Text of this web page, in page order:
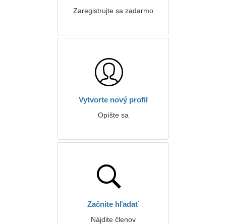
Zaregistrujte sa zadarmo
Vytvorte nový profil
Opíšte sa
Začnite hľadať
Nájdite členov